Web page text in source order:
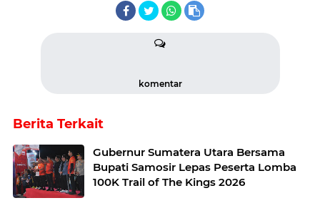
komentar
Berita Terkait
Gubernur Sumatera Utara Bersama
Bupati Samosir Lepas Peserta Lomba
100K Trail of The Kings 2026